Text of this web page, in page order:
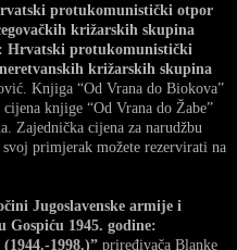
protukomunistički otpor
križarskih skupina
Hrvatski protukomunistički
križarskih skupina
Knjiga “Od Vrana do Biokova”
knjige “Od Vrana do Žabe”
Zajednička cijena za narudžbu
primjerak možete rezervirati na
Jugoslavenske armije i
1945. godine:
1998.)” priređivača Blanke